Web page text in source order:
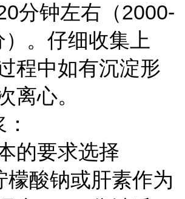
分钟左右（2000-
。仔细收集上
程中如有沉淀形
离心。
的要求选择
檬酸钠或肝素作为